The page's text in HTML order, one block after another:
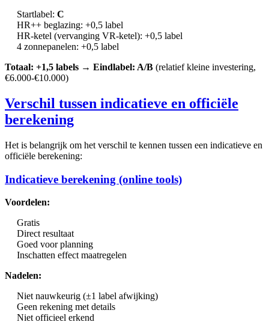
Startlabel: C
HR++ beglazing: +0,5 label
HR-ketel (vervanging VR-ketel): +0,5 label
4 zonnepanelen: +0,5 label
Totaal: +1,5 labels → Eindlabel: A/B (relatief kleine investering,
€6.000-€10.000)
Verschil tussen indicatieve en officiële
berekening
Het is belangrijk om het verschil te kennen tussen een indicatieve en
officiële berekening:
Indicatieve berekening (online tools)
Voordelen:
Gratis
Direct resultaat
Goed voor planning
Inschatten effect maatregelen
Nadelen:
Niet nauwkeurig (±1 label afwijking)
Geen rekening met details
Niet officieel erkend